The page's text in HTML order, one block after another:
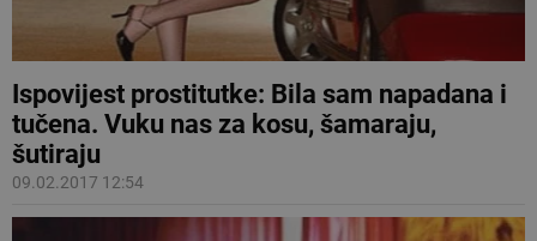
Ispovijest prostitutke: Bila sam napadana i
tučena. Vuku nas za kosu, šamaraju,
šutiraju
09.02.2017 12:54